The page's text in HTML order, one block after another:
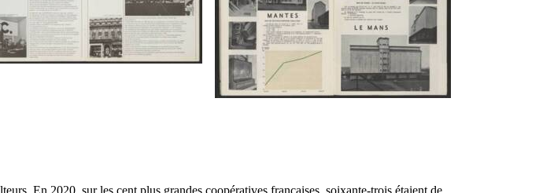
En 2020, sur les cent plus grandes coopératives françaises, soixante-trois étaient de